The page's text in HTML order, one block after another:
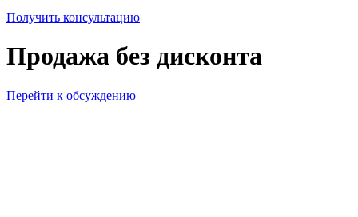
Получить консультацию
Продажа без дисконта
Перейти к обсуждению